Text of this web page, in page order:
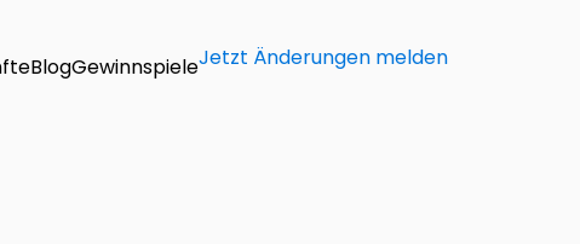
BlogGewinnspieleJetzt Änderungen melden